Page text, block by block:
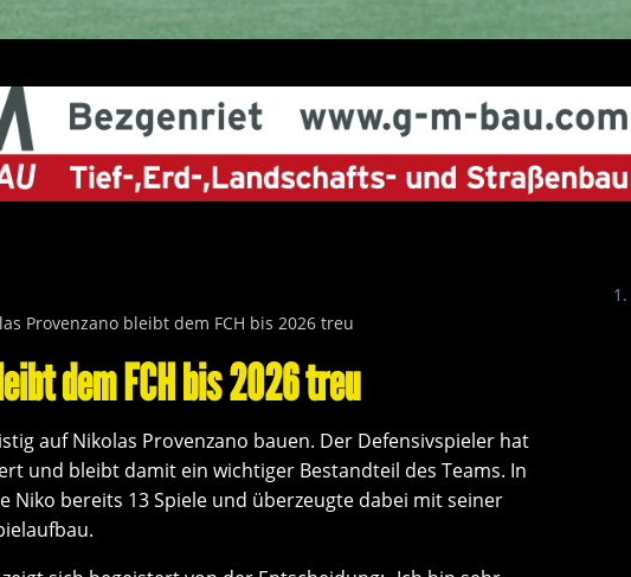
Provenzano bleibt dem FCH bis 2026 treu
dem FCH bis 2026 treu
auf Nikolas Provenzano bauen. Der Defensivspieler hat
und bleibt damit ein wichtiger Bestandteil des Teams. In
Niko bereits 13 Spiele und überzeugte dabei mit seiner